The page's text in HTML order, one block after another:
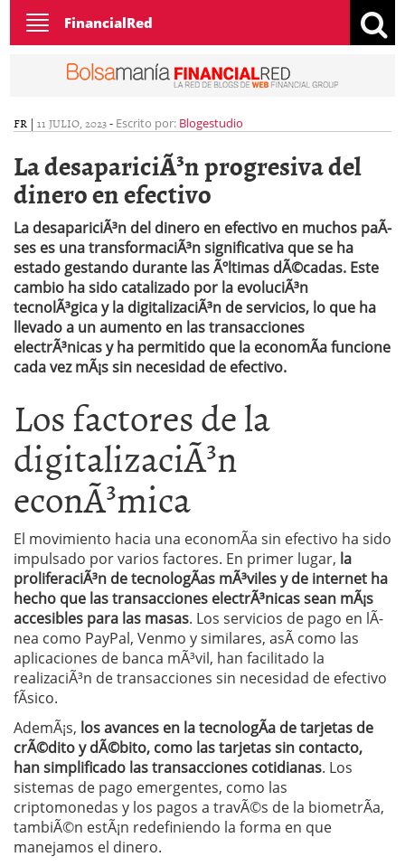
Toggle
navigation
FinancialRed
FR | 11 JULIO, 2023- Escrito por: Blogestudio
La desapariciÃ³n progresiva del
dinero en efectivo
La desapariciÃ³n del dinero en efectivo en muchos paÃ­
ses es una transformaciÃ³n significativa que se ha
estado gestando durante las Ãºltimas dÃ©cadas. Este
cambio ha sido catalizado por la evoluciÃ³n
tecnolÃ³gica y la digitalizaciÃ³n de servicios, lo que ha
llevado a un aumento en las transacciones
electrÃ³nicas y ha permitido que la economÃ­a funcione
cada vez mÃ¡s sin necesidad de efectivo.
Los factores de la
digitalizaciÃ³n
econÃ³mica
El movimiento hacia una economÃ­a sin efectivo ha sido
impulsado por varios factores. En primer lugar, la
proliferaciÃ³n de tecnologÃ­as mÃ³viles y de internet ha
hecho que las transacciones electrÃ³nicas sean mÃ¡s
accesibles para las masas. Los servicios de pago en lÃ­
nea como PayPal, Venmo y similares, asÃ­ como las
aplicaciones de banca mÃ³vil, han facilitado la
realizaciÃ³n de transacciones sin necesidad de efectivo
fÃ­sico.
AdemÃ¡s, los avances en la tecnologÃ­a de tarjetas de
crÃ©dito y dÃ©bito, como las tarjetas sin contacto,
han simplificado las transacciones cotidianas. Los
sistemas de pago emergentes, como las
criptomonedas y los pagos a travÃ©s de la biometrÃ­a,
tambiÃ©n estÃ¡n redefiniendo la forma en que
manejamos el dinero.